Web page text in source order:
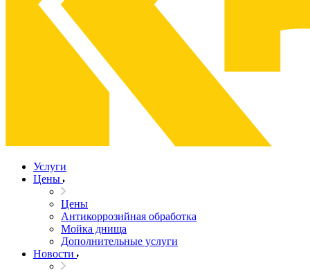
Услуги
Цены
Цены
Антикоррозийная обработка
Мойка днища
Дополнительные услуги
Новости